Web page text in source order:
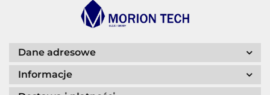
Dane adresowe
Informacje